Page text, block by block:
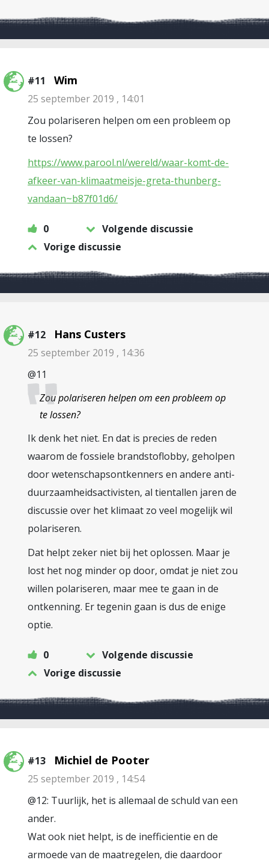
#11 Wim
25 september 2019 , 14:01
Zou polariseren helpen om een probleem op
te lossen?
https://www.parool.nl/wereld/waar-komt-de-
afkeer-van-klimaatmeisje-greta-thunberg-
vandaan~b87f01d6/
0
Volgende discussie
Vorige discussie
#12 Hans Custers
25 september 2019 , 14:36
@11
Zou polariseren helpen om een probleem op
te lossen?
Ik denk het niet. En dat is precies de reden
waarom de fossiele brandstoflobby, geholpen
door wetenschapsontkenners en andere anti-
duurzaamheidsactivisten, al tientallen jaren de
discussie over het klimaat zo veel mogelijk wil
polariseren.
Dat helpt zeker niet bij het oplossen. Maar je
lost het nog minder op door, omdat je niet zou
willen polariseren, maar mee te gaan in de
ontkenning. Er tegenin gaan is dus de enige
optie.
0
Volgende discussie
Vorige discussie
#13 Michiel de Pooter
25 september 2019 , 14:54
@12: Tuurlijk, het is allemaal de schuld van een
ander.
Wat ook niet helpt, is de inefficientie en de
armoede van de maatregelen, die daardoor